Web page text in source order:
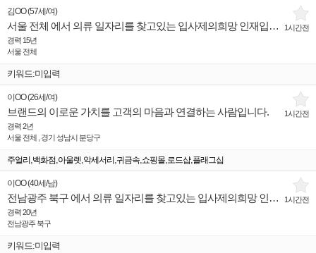
1시간전
김OO(57세 /여)
서울 전체 에서 의류 일자리를 찾고있는 입사제의희망 인재입니다.
경력 15년
서울 전체
키워드:미입력
1시간전
이OO(26세 /여)
브랜드의 이로운 가치를 고객의 마음과 연결하는 사람입니다.
경력 2년
서울 전체 , 경기 성남시 분당구
주얼리 ,백화점,아울렛,악세서리 ,귀금속,쇼핑몰,로드샵,플래그십
1시간전
이OO(40세 /남)
전남광주 북구 에서 의류 일자리를 찾고있는 입사제의희망 인재입니다.
경력 20년
전남광주 북구
키워드:미입력